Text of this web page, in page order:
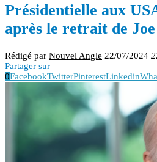
Présidentielle aux
après le retrait de
Rédigé par Nouvel Angle 22/07/2024
Partager sur
0FacebookTwitterPinterestLinkedin